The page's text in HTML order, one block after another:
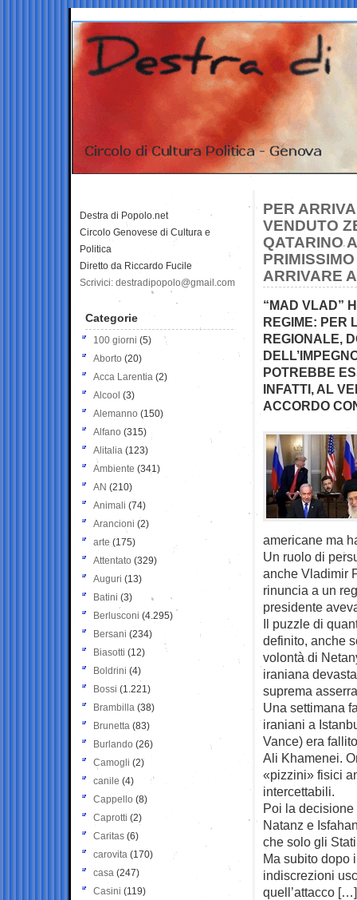
PER
VENDUTO
QATARINO
ARRIVARE
“MAD VLAD”
REGIME: PER
REGIONALE,
POTREBBE
INFATTI, AL
ACCORDO
americane ma
Un ruolo di
anche Vladimir
rinuncia a un
presidente
Il puzzle di
definito, anche
volontà di
iraniana
suprema
Una settimana
iraniani a
Vance) era
Ali Khamenei.
«pizzini» fisici
intercettabili.
Poi la decisione
Natanz e
che solo gli
Ma subito dopo
indiscrezioni
quell’attacco
Destra di Popolo.net
Circolo Genovese di Cultura e
Politica
Diretto da Riccardo Fucile
Scrivici: destradipopolo@gmail.com
Categorie
100 giorni (5)
Aborto (20)
Acca Larentia (2)
Alcool (3)
Alemanno (150)
Alfano (315)
Alitalia (123)
Ambiente (341)
AN (210)
Animali (74)
Arancioni (2)
arte (175)
Attentato (329)
Auguri (13)
Batini (3)
Berlusconi (4.295)
Bersani (234)
Biasotti (12)
Boldrini (4)
Bossi (1.221)
Brambilla (38)
Brunetta (83)
Burlando (26)
Camogli (2)
canile (4)
Cappello (8)
Caprotti (2)
Caritas (6)
carovita (170)
casa (247)
Casini (119)